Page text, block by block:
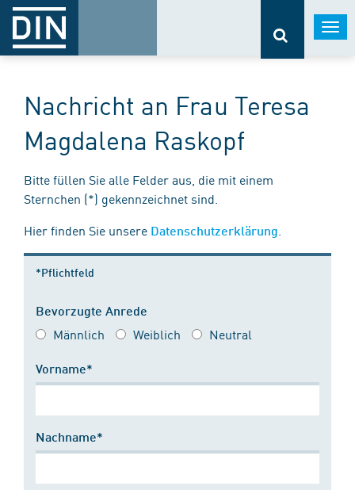
Nachricht an Frau Teresa
Magdalena Raskopf
Bitte füllen Sie alle Felder aus, die mit einem
Sternchen (*) gekennzeichnet sind.
Hier finden Sie unsere Datenschutzerklärung
*Pflichtfeld
Bevorzugte Anrede
Männlich Weiblich Neutral
Vorname*
Nachname*